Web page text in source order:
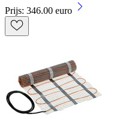
Prijs: 346.00 euro